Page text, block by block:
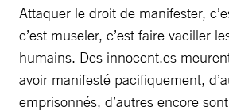
Attaquer le droit de manifester,
c’est museler, c’est faire vaciller
humains. Des innocent.es
avoir manifesté pacifiquement,
emprisonnés, d’autres encore